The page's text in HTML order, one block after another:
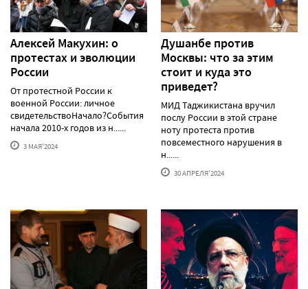
Алексей Макуxин: о
протестаx и эволюции
России
От протестной России к
военной России: личное
свидетельствоНачало?События
начала 2010-х годов из н......
3 МАЯ'2024
Душанбе против
Москвы: что за этим
стоит и куда это
приведет?
МИД Таджикистана вручил
послу России в этой стране
ноту протеста против
повсеместного нарушения в
н......
30 АПРЕЛЯ'2024